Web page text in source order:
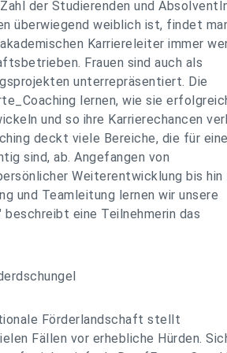
der Studierenden und
überwiegend weiblich ist, findet
Karriereleiter immer
Frauen sind auch als
unterrepräsentiert. Die
lernen, wie sie
und so ihre Karrierechancen
deckt viele Bereiche, die für eine
sind, ab. Angefangen von
Weiterentwicklung bis hin
und Teamleitung lernen wir unsere
beschreibt eine Teilnehmerin das
Förderlandschaft stellt
Fällen vor erhebliche Hürden.